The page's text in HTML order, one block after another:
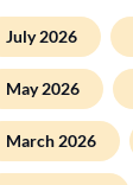
July 2026
May 2026
March 2026